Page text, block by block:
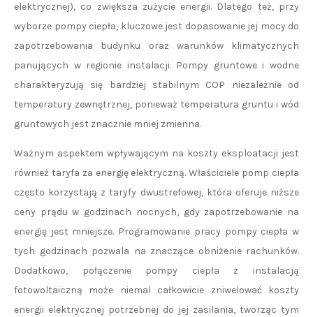
elektrycznej), co zwiększa zużycie energii. Dlatego też, przy
wyborze pompy ciepła, kluczowe jest dopasowanie jej mocy do
zapotrzebowania budynku oraz warunków klimatycznych
panujących w regionie instalacji. Pompy gruntowe i wodne
charakteryzują się bardziej stabilnym COP niezależnie od
temperatury zewnętrznej, ponieważ temperatura gruntu i wód
gruntowych jest znacznie mniej zmienna.
Ważnym aspektem wpływającym na koszty eksploatacji jest
również taryfa za energię elektryczną. Właściciele pomp ciepła
często korzystają z taryfy dwustrefowej, która oferuje niższe
ceny prądu w godzinach nocnych, gdy zapotrzebowanie na
energię jest mniejsze. Programowanie pracy pompy ciepła w
tych godzinach pozwala na znaczące obniżenie rachunków.
Dodatkowo, połączenie pompy ciepła z instalacją
fotowoltaiczną może niemal całkowicie zniwelować koszty
energii elektrycznej potrzebnej do jej zasilania, tworząc tym